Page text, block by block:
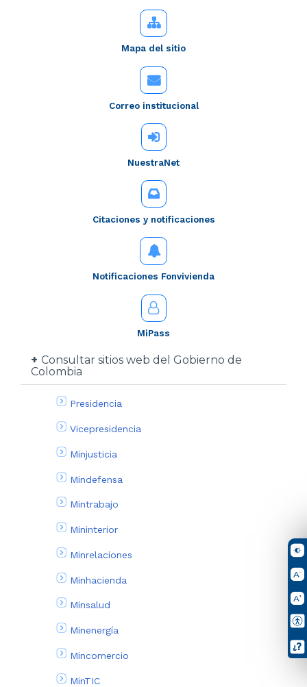
Mapa del sitio
Correo institucional
NuestraNet
Citaciones y notificaciones
Notificaciones Fonvivienda
MiPass
Consultar sitios web del Gobierno de
Colombia
Presidencia
Vicepresidencia
Minjusticia
Mindefensa
Mintrabajo
Mininterior
Minrelaciones
Minhacienda
Minsalud
Minenergía
Mincomercio
MinTIC